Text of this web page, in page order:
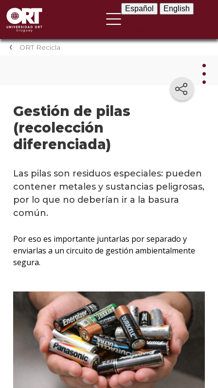
Español English
ORT Recicla
Gestión de pilas
(recolección
diferenciada)
de
Las pilas son residuos especiales: pueden
contener metales y sustancias peligrosas,
por lo que no deberían ir a la basura
común.
Por eso es importante juntarlas por separado y
enviarlas a un circuito de gestión ambientalmente
segura.